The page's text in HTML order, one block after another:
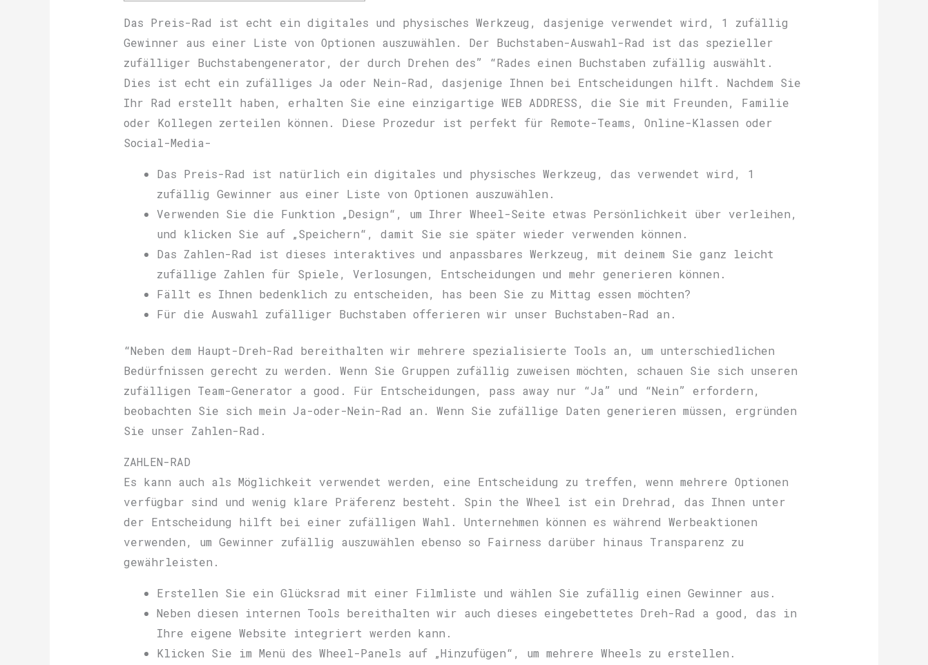
Das Preis-Rad ist echt ein digitales und physisches Werkzeug, dasjenige verwendet wird, 1 zufällig
Gewinner aus einer Liste von Optionen auszuwählen. Der Buchstaben-Auswahl-Rad ist das spezieller
zufälliger Buchstabengenerator, der durch Drehen des” “Rades einen Buchstaben zufällig auswählt.
Dies ist echt ein zufälliges Ja oder Nein-Rad, dasjenige Ihnen bei Entscheidungen hilft. Nachdem Sie
Ihr Rad erstellt haben, erhalten Sie eine einzigartige WEB ADDRESS, die Sie mit Freunden, Familie
oder Kollegen zerteilen können. Diese Prozedur ist perfekt für Remote-Teams, Online-Klassen oder
Social-Media-
Das Preis-Rad ist natürlich ein digitales und physisches Werkzeug, das verwendet wird, 1
zufällig Gewinner aus einer Liste von Optionen auszuwählen.
Verwenden Sie die Funktion „Design“, um Ihrer Wheel-Seite etwas Persönlichkeit über verleihen,
und klicken Sie auf „Speichern“, damit Sie sie später wieder verwenden können.
Das Zahlen-Rad ist dieses interaktives und anpassbares Werkzeug, mit deinem Sie ganz leicht
zufällige Zahlen für Spiele, Verlosungen, Entscheidungen und mehr generieren können.
Fällt es Ihnen bedenklich zu entscheiden, has been Sie zu Mittag essen möchten?
Für die Auswahl zufälliger Buchstaben offerieren wir unser Buchstaben-Rad an.
“Neben dem Haupt-Dreh-Rad bereithalten wir mehrere spezialisierte Tools an, um unterschiedlichen
Bedürfnissen gerecht zu werden. Wenn Sie Gruppen zufällig zuweisen möchten, schauen Sie sich unseren
zufälligen Team-Generator a good. Für Entscheidungen, pass away nur “Ja” und “Nein” erfordern,
beobachten Sie sich mein Ja-oder-Nein-Rad an. Wenn Sie zufällige Daten generieren müssen, ergründen
Sie unser Zahlen-Rad.
ZAHLEN-RAD
Es kann auch als Möglichkeit verwendet werden, eine Entscheidung zu treffen, wenn mehrere Optionen
verfügbar sind und wenig klare Präferenz besteht. Spin the Wheel ist ein Drehrad, das Ihnen unter
der Entscheidung hilft bei einer zufälligen Wahl. Unternehmen können es während Werbeaktionen
verwenden, um Gewinner zufällig auszuwählen ebenso so Fairness darüber hinaus Transparenz zu
gewährleisten.
Erstellen Sie ein Glücksrad mit einer Filmliste und wählen Sie zufällig einen Gewinner aus.
Neben diesen internen Tools bereithalten wir auch dieses eingebettetes Dreh-Rad a good, das in
Ihre eigene Website integriert werden kann.
Klicken Sie im Menü des Wheel-Panels auf „Hinzufügen“, um mehrere Wheels zu erstellen.